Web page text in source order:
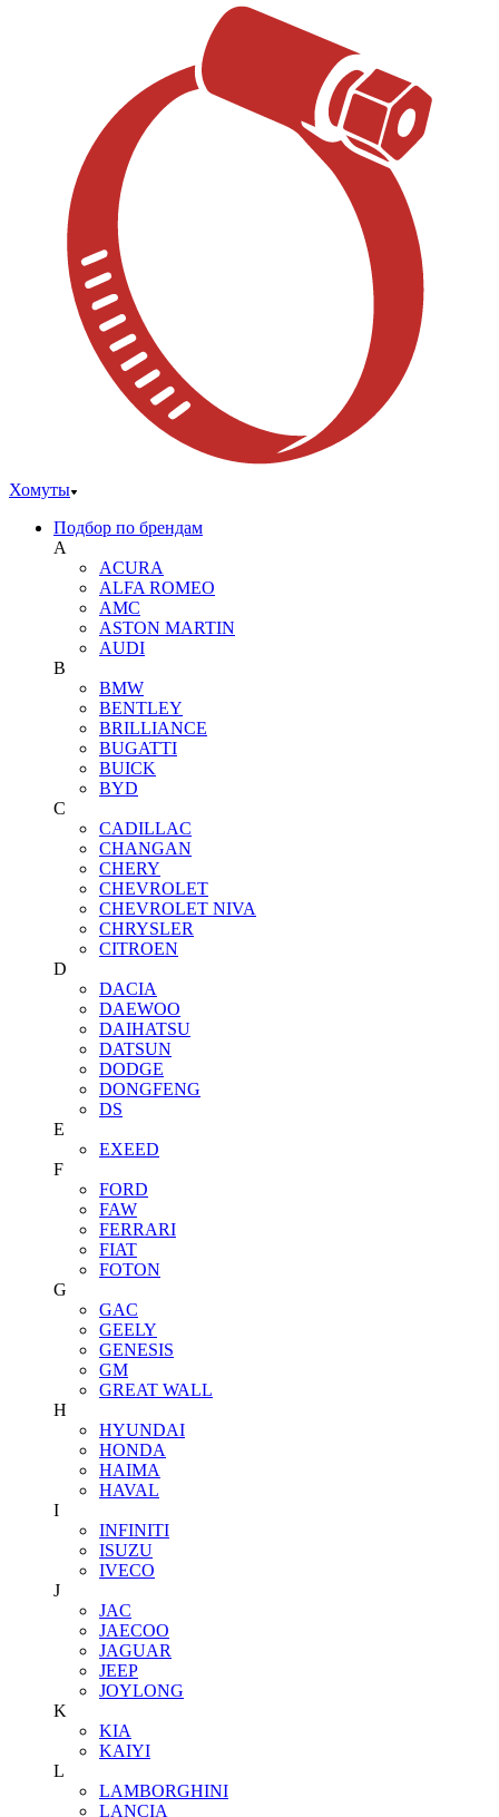
Хомуты
Подбор по брендам
A
ACURA
ALFA ROMEO
AMC
ASTON MARTIN
AUDI
B
BMW
BENTLEY
BRILLIANCE
BUGATTI
BUICK
BYD
C
CADILLAC
CHANGAN
CHERY
CHEVROLET
CHEVROLET NIVA
CHRYSLER
CITROEN
D
DACIA
DAEWOO
DAIHATSU
DATSUN
DODGE
DONGFENG
DS
E
EXEED
F
FORD
FAW
FERRARI
FIAT
FOTON
G
GAC
GEELY
GENESIS
GM
GREAT WALL
H
HYUNDAI
HONDA
HAIMA
HAVAL
I
INFINITI
ISUZU
IVECO
J
JAC
JAECOO
JAGUAR
JEEP
JOYLONG
K
KIA
KAIYI
L
LAMBORGHINI
LANCIA